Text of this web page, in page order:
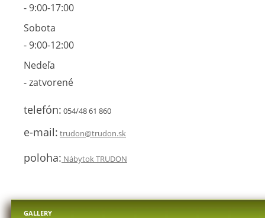
- 9:00-17:00
Sobota
- 9:00-12:00
Nedeľa
- zatvorené
telefón: 054/48 61 860
e-mail: trudon@trudon.sk
poloha: Nábytok TRUDON
GALLERY